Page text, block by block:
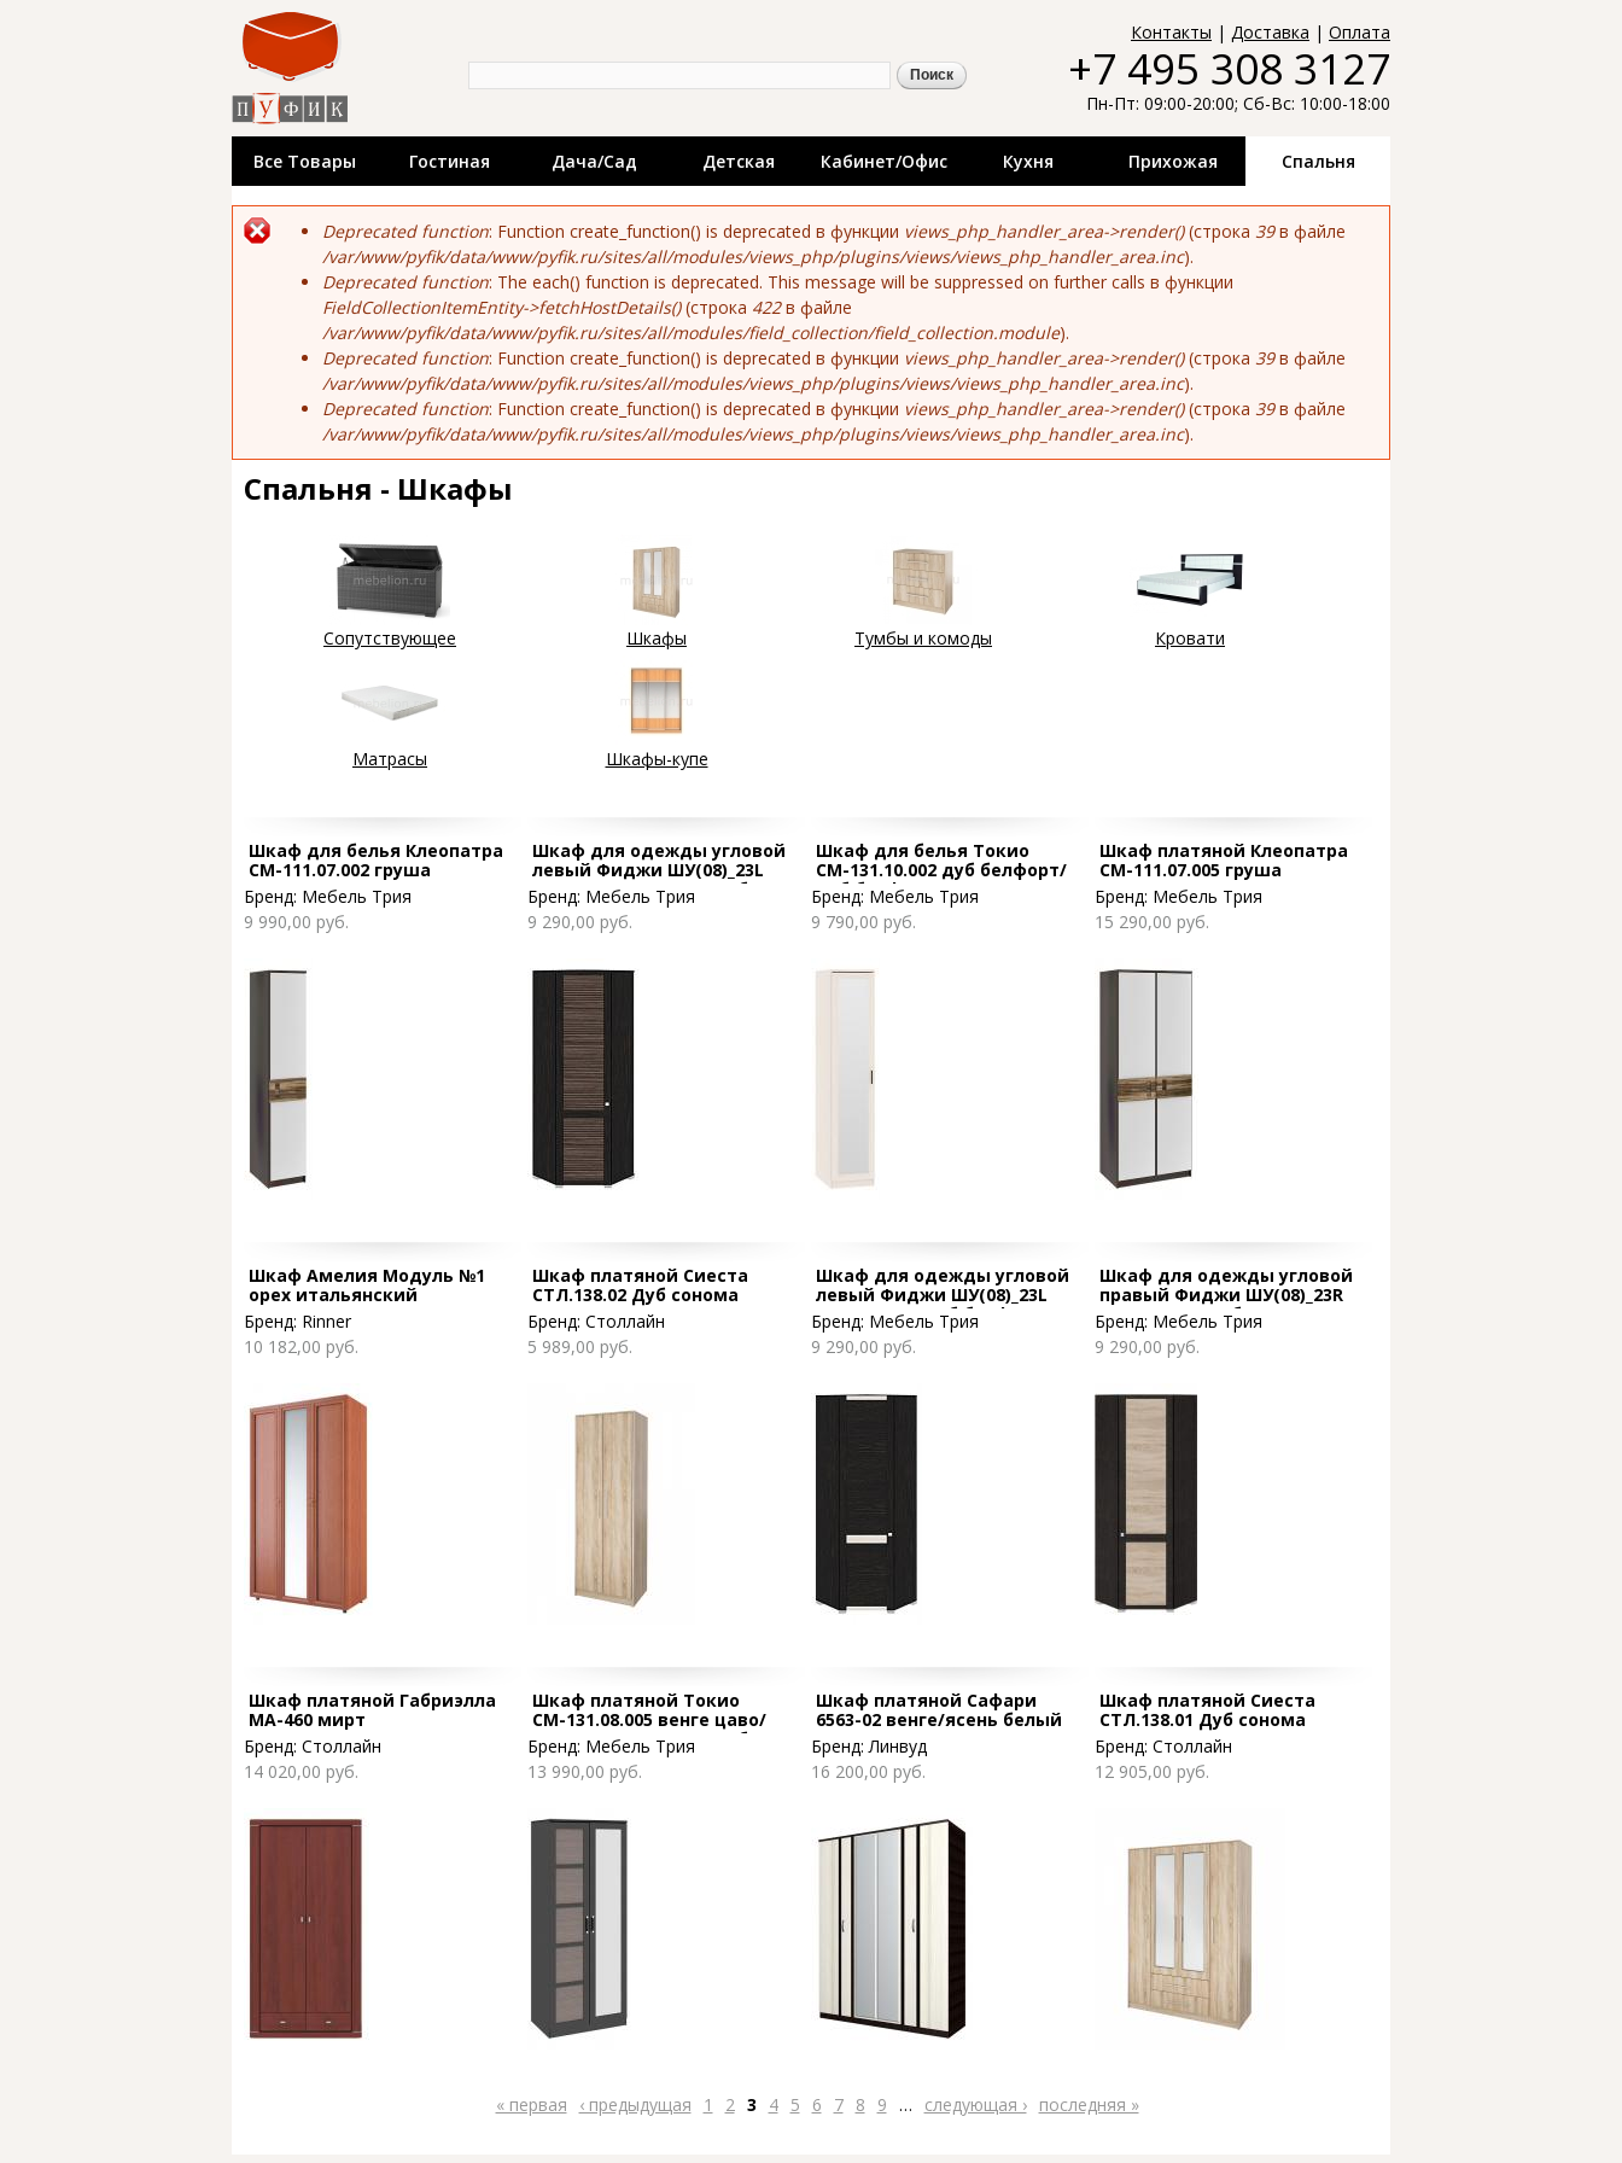
содержанию
«Пуфик» - каталог качественной и
недорогой мебели. Поиск мебели лучших
производителей. Актуальные распродажи,
выставки мебели
Контакты | Доставка | Оплата
+7 495 308 3127
Пн-Пт: 09:00-20:00; Сб-Вс: 10:00-18:00
Все Товары Гостиная Дача/сад Детская Кабинет/офис Кухня Прихожая Спальня
Сообщение об ошибке
Deprecated function: Function create_function() is deprecated в функции views_php_handler_area->render()(строка 39в файле
/var/www/pyfik/data/www/pyfik.ru/sites/all/modules/views_php/plugins/views/views_php_handler_area.inc).
Deprecated function: The each() function is deprecated. This message will be suppressed on further calls в функции
FieldCollectionItemEntity->fetchHostDetails()(строка 422в файле
/var/www/pyfik/data/www/pyfik.ru/sites/all/modules/field_collection/field_collection.module).
Deprecated function: Function create_function() is deprecated в функции views_php_handler_area->render()(строка 39в файле
/var/www/pyfik/data/www/pyfik.ru/sites/all/modules/views_php/plugins/views/views_php_handler_area.inc).
Deprecated function: Function create_function() is deprecated в функции views_php_handler_area->render()(строка 39в файле
/var/www/pyfik/data/www/pyfik.ru/sites/all/modules/views_php/plugins/views/views_php_handler_area.inc).
Спальня - Шкафы
Сопутствующее Шкафы Тумбы и комоды Кровати
Матрасы Шкафы-купе
Шкаф для белья Клеопатра
СМ-111.07.002 груша
монтего/шведская слива
Бренд: Мебель Трия
9 990,00 руб.
Шкаф для одежды угловой
левый Фиджи ШУ(08)_23L
венге цаво/каналы дуба
Бренд: Мебель Трия
9 290,00 руб.
Шкаф для белья Токио
СМ-131.10.002 дуб белфорт/
дуб белфорт
Бренд: Мебель Трия
9 790,00 руб.
Шкаф платяной Клеопатра
СМ-111.07.005 груша
монтего/шведская слива
Бренд: Мебель Трия
15 290,00 руб.
Шкаф Амелия Модуль №1
орех итальянский
Бренд: Rinner
10 182,00 руб.
Шкаф платяной Сиеста
СТЛ.138.02 Дуб сонома
Бренд: Столлайн
5 989,00 руб.
Шкаф для одежды угловой
левый Фиджи ШУ(08)_23L
венге цаво/дуб белфорт
Бренд: Мебель Трия
9 290,00 руб.
Шкаф для одежды угловой
правый Фиджи ШУ(08)_23R
венге цаво/дуб сонома
Бренд: Мебель Трия
9 290,00 руб.
Шкаф платяной Габриэлла
МА-460 мирт
Бренд: Столлайн
14 020,00 руб.
Шкаф платяной Токио
СМ-131.08.005 венге цаво/
венге цаво/каналы дуба
Бренд: Мебель Трия
13 990,00 руб.
Шкаф платяной Сафари
6563-02 венге/ясень белый
Бренд:Линвуд
16 200,00 руб.
Шкаф платяной Сиеста
СТЛ.138.01 Дуб сонома
Бренд: Столлайн
12 905,00 руб.
Страницы
« первая ‹ предыдущая 1 2 3 4 5 6 7 8 9 … следующая › последняя »